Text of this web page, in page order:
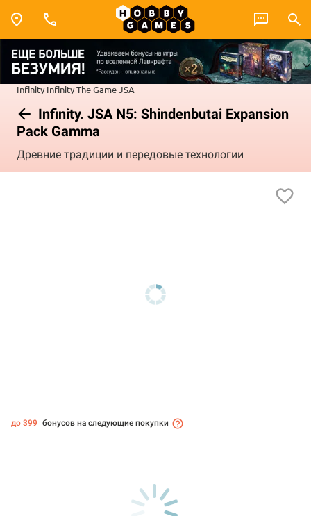
Infinity Infinity The GameJSA
Infinity. JSA N5: Shindenbutai Expansion
Pack Gamma
Древние традиции и передовые технологии
до 399 бонусов на следующие покупки